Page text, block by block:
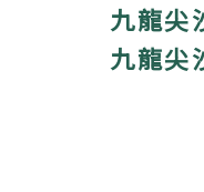
九龍尖
九龍尖